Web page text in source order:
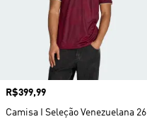
Preço
R$399,99
Camisa I Seleção Venezuelana 26